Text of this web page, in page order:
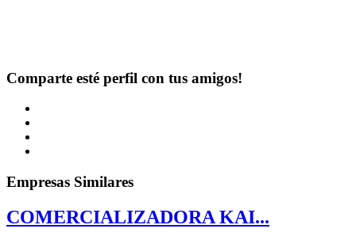
Comparte esté perfil con tus amigos!
Empresas Similares
COMERCIALIZADORA KAI...